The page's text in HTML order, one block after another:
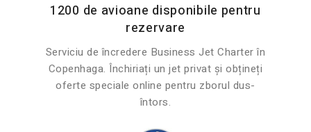
1200 de avioane disponibile pentru
rezervare
Serviciu de încredere Business Jet Charter în
Copenhaga. Închiriați un jet privat și obțineți
oferte speciale online pentru zborul dus-
întors.